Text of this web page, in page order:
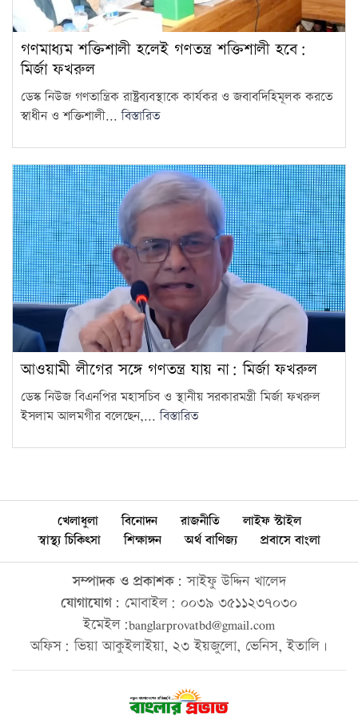
গণমাধ্যম শক্তিশালী হলেই গণতন্ত্র শক্তিশালী হবে:
মির্জা ফখরুল
ডেস্ক নিউজ গণতান্ত্রিক রাষ্ট্রব্যবস্থাকে কার্যকর ও জবাবদিহিমূলক করতে
স্বাধীন ও শক্তিশালী...বিস্তারিত
আওয়ামী লীগের সঙ্গে গণতন্ত্র যায় না: মির্জা ফখরুল
ডেস্ক নিউজ বিএনপির মহাসচিব ও স্থানীয় সরকারমন্ত্রী মির্জা ফখরুল
ইসলাম আলমগীর বলেছেন,...বিস্তারিত
খেলাধুলা বিনোদন রাজনীতি
লাইফ স্টাইল
স্বাস্থ্য চিকিৎসা
শিক্ষাঙ্গন অর্থ বাণিজ্য প্রবাসে বাংলা
সম্পাদক ও প্রকাশক: সাইফু উদ্দিন খালেদ
যোগাযোগ: মোবাইল: ০০৩৯ ৩৫১১২৩৭০৩০
ইমেইল:banglarprovatbd@gmail.com
অফিস: ভিয়া আকুইলাইয়া, ২৩ ইয়জুলো, ভেনিস, ইতালি।